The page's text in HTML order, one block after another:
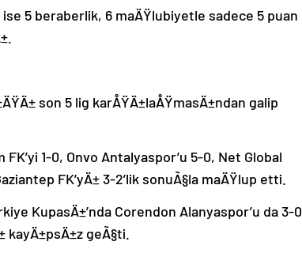
ise 5 beraberlik, 6 maÄŸlubiyetle sadece 5 puan
son 5 lig karÅŸÄ±laÅŸmasÄ±ndan galip
1-0, Onvo Antalyaspor’u 5-0, Net Global
FK’yÄ± 3-2’lik sonuÃ§la maÄŸlup etti.
KupasÄ±’nda Corendon Alanyaspor’u da 3-0
kayÄ±psÄ±z geÃ§ti.